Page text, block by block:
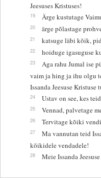
Jeesuses Kristuses!
19 Ärge kustutage
20 ärge põlastage
21 katsuge läbi kõik,
22 hoiduge igasuguse
23
Aga rahu Jumal ise
vaim ja hing ja ihu olgu
Issanda Jeesuse Kristuse
24 Ustav on see, kes
25 Vennad, palvetage
26 Tervitage kõiki
27
Ma vannutan teid
kõikidele vendadele!
28 Meie Issanda